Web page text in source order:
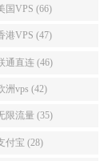
国VPS (66)
港VPS (47)
通直连 (46)
洲vps (42)
限流量 (35)
付宝 (28)